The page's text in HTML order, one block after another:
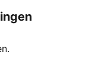
je voet
en klaar om te
te maken.
dat zorgt voor